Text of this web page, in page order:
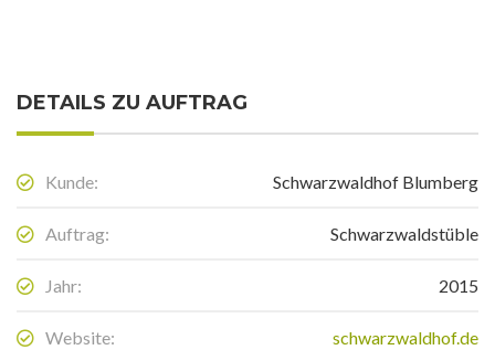
DETAILS ZU AUFTRAG
Kunde: Schwarzwaldhof Blumberg
Auftrag: Schwarzwaldstüble
Jahr: 2015
Website: schwarzwaldhof.de